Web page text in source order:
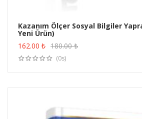
Kazanım Ölçer Sosyal Bilgiler
Yeni Ürün)
162.00 ₺ 180.00₺
(0s)